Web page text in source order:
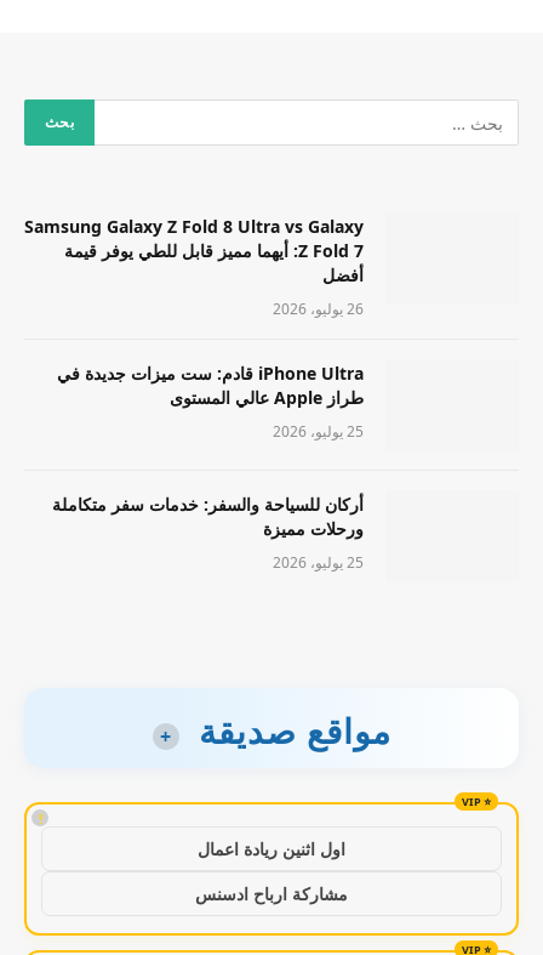
Samsung Galaxy Z Fold 8 Ultra vs Galaxy
Z Fold 7: أيهما مميز قابل للطي يوفر قيمة
أفضل
26 يوليو، 2026
iPhone Ultra قادم: ست ميزات جديدة في
طراز Apple عالي المستوى
25 يوليو، 2026
أركان للسياحة والسفر: خدمات سفر متكاملة
ورحلات مميزة
25 يوليو، 2026
مواقع صديقة +
!
اول اثنين ريادة اعمال
مشاركة ارباح ادسنس